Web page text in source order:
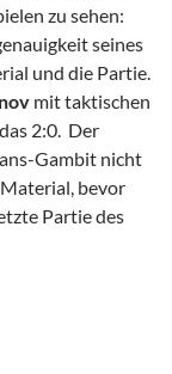
zu sehen:
seines
und die Partie.
mit taktischen
2:0. Der
Gambit nicht
bevor
Partie des